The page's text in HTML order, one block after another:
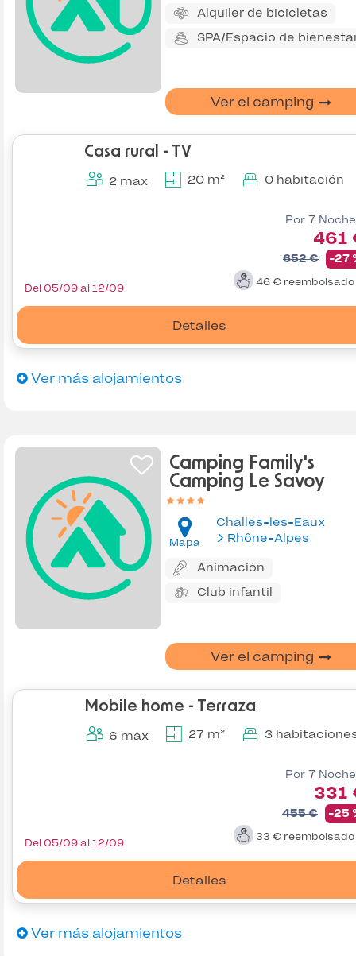
Alquiler de bicicletas
SPA/Espacio de
Ver el camping
Casa rural - TV
2 max 20 m² 0 habitación
Por 7
461
652 € -27
46 € reembolsado
Detalles
Del 05/09 al 12/09
Ver más alojamientos
Camping Family's
Camping Le Savoy
Mapa
Challes-les-Eaux
Rhône-Alpes
Animación
Club infantil
Ver el camping
Mobile home - Terraza
6 max 27 m² 3
Por 7
331
455 € -25
33 € reembolsado
Detalles
Del 05/09 al 12/09
Ver más alojamientos